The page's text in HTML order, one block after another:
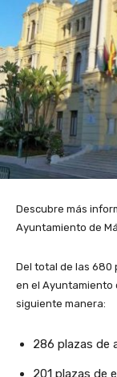
Descubre más
Ayuntamiento de
Del total de las 680
en el Ayuntamiento
siguiente manera:
286 plazas de
201 plazas de